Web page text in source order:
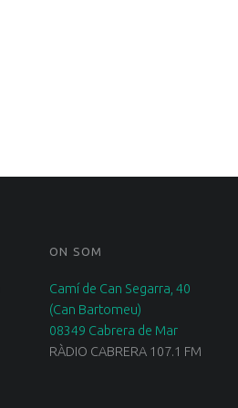
ON SOM
Camí de Can Segarra, 40
(Can Bartomeu)
08349 Cabrera de Mar
RÀDIO CABRERA 107.1 FM